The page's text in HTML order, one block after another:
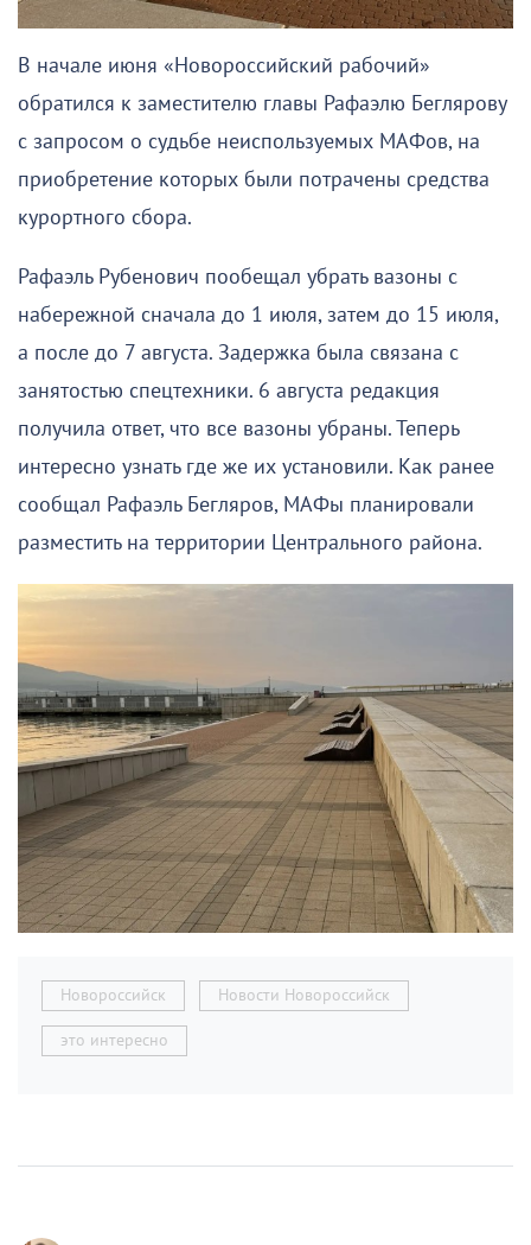
В начале июня «Новороссийский рабочий»
обратился к заместителю главы Рафаэлю Беглярову
с запросом о судьбе неиспользуемых МАФов, на
приобретение которых были потрачены средства
курортного сбора.
Рафаэль Рубенович пообещал убрать вазоны с
набережной сначала до 1 июля, затем до 15 июля,
а после до 7 августа. Задержка была связана с
занятостью спецтехники. 6 августа редакция
получила ответ, что все вазоны убраны. Теперь
интересно узнать где же их установили. Как ранее
сообщал Рафаэль Бегляров, МАФы планировали
разместить на территории Центрального района.
Новороссийск Новости Новороссийск
это интересно